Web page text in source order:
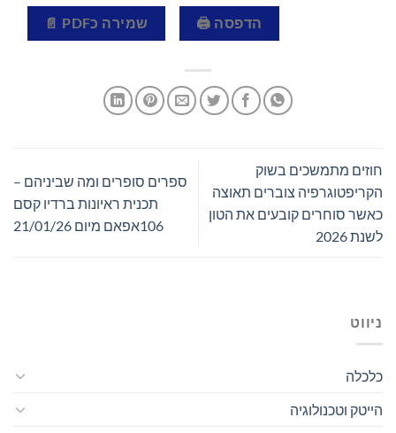
הדפסה 🖨 שמירה כPDF 📄
חוזים מתמשכים בשוק
הקריפטוגרפיה צוברים תאוצה
כאשר סוחרים קובעים את הטון
לשנת 2026
ספרים סופרים ומה שביניהם –
תכנית ראיונות ברדיו קסם
106אפאם מיום 21/01/26
ניווט
כלכלה
הייטק וטכנולוגיה